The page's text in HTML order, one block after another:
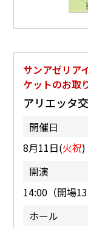
サンアゼリア
ケットのお取
アリエッタ
開催日
8月11日(火祝)
開演
14:00（開場
ホール